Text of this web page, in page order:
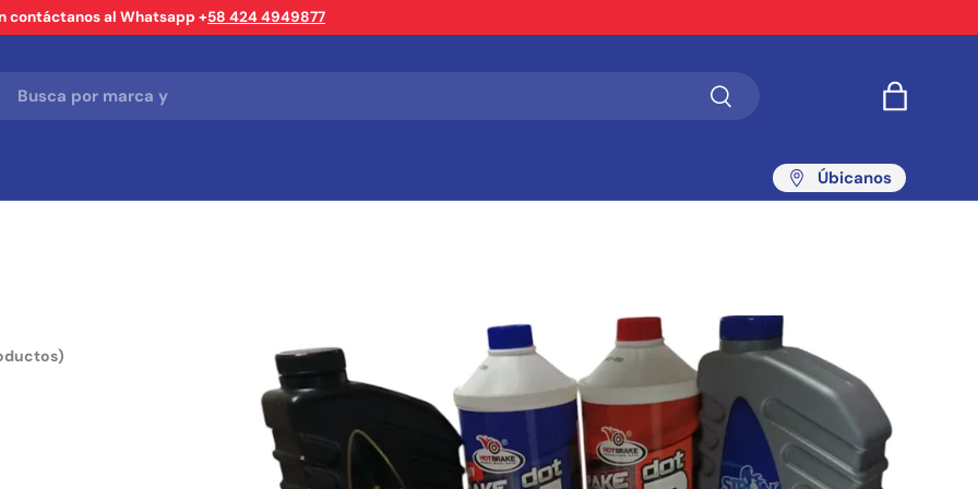
contáctanos al Whatsapp +58 424 4949877
Buscar Bolsa
Úbicanos